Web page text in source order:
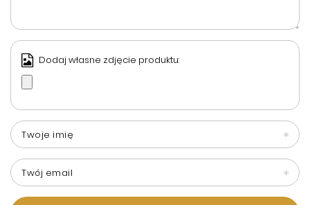
Dodaj własne zdjęcie produktu:
Twoje imię
Twój email